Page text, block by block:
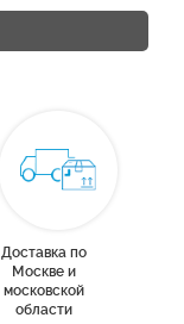
Доставка по
Москве и
московской
области